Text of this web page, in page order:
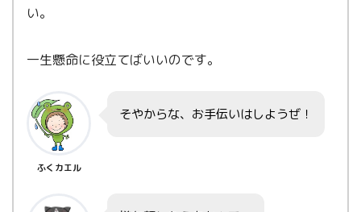
い。
一生懸命に役立てばいいのです。
ふくカエル
そやからな、お手伝いはしようぜ！